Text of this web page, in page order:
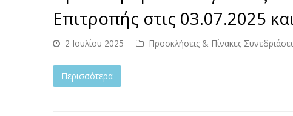
Επιτροπής στις 03.07.2025
2 Ιουλίου 2025 Προσκλήσεις & Πίνακες
Περισσότερα